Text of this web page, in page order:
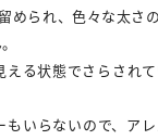
められ、色々な太さ
る状態でさらされ
いらないので、ア